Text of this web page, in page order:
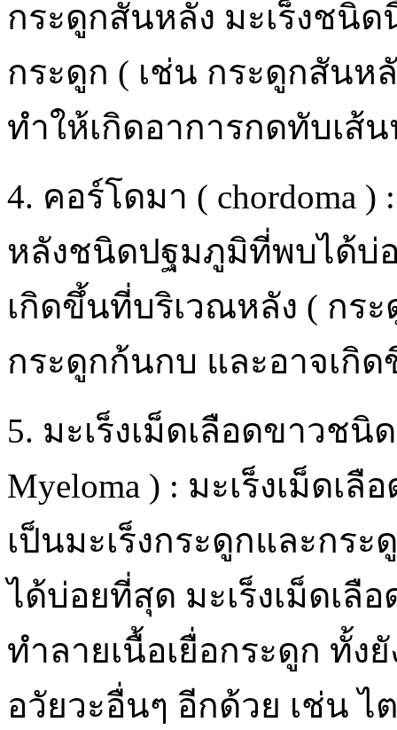
กระดูกสันหลัง มะเร็งชนิ
กระดูก ( เช่น กระดูกสันห
ทำให้เกิดอาการกดทับเส้
4. คอร์โดมา ( chordoma
หลังชนิดปฐมภูมิที่พบได้บ่
เกิดขึ้นที่บริเวณหลัง ( กร
กระดูกก้นกบ และอาจเกิ
5. มะเร็งเม็ดเลือดขาวช
Myeloma ) : มะเร็งเม็ดเ
เป็นมะเร็งกระดูกและกร
ได้บ่อยที่สุด มะเร็งเม็ดเลื
ทำลายเนื้อเยื่อกระดูก ทั้ง
อวัยวะอื่นๆ อีกด้วย เช่น ไต